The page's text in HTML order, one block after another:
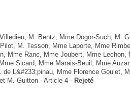
M. Bentz, Mme Dogor-Such, M.
M. Tesson, Mme Laporte, Mme
Mme Ranc, Mme Joubert, Mme
Sicard, Mme Marais-Beuil, Mme
de L&#233;pinau, Mme Florence Goulet,
M. Guitton - Article 4 - Rejeté